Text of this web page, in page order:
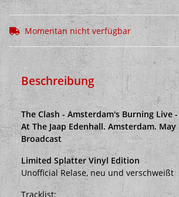
Momentan nicht verfügbar
Beschreibung
The Clash - Amsterdam's Burning Live -
At The Jaap Edenhall. Amsterdam. May
Broadcast
Limited Splatter Vinyl Edition
Unofficial Relase, neu und verschweißt
Tracklist: